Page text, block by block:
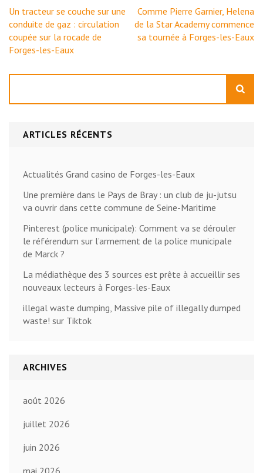
Navigation
de
l’article
Un tracteur se couche sur une
conduite de gaz : circulation
coupée sur la rocade de
Forges-les-Eaux
Comme Pierre Garnier, Helena
de la Star Academy commence
sa tournée à Forges-les-Eaux
ARTICLES RÉCENTS
Actualités Grand casino de Forges-les-Eaux
Une première dans le Pays de Bray : un club de ju-jutsu
va ouvrir dans cette commune de Seine-Maritime
Pinterest (police municipale): Comment va se dérouler
le référendum sur l’armement de la police municipale
de Marck ?
La médiathèque des 3 sources est prête à accueillir ses
nouveaux lecteurs à Forges-les-Eaux
illegal waste dumping, Massive pile of illegally dumped
waste! sur Tiktok
ARCHIVES
août 2026
juillet 2026
juin 2026
mai 2026